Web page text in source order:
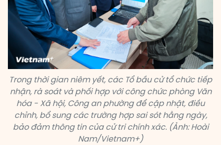
Trong thời gian niêm yết, các Tổ bầu cử tổ chức tiếp
nhận, rà soát và phối hợp với công chức phòng Văn
hóa - Xã hội, Công an phường để cập nhật, điều
chỉnh, bổ sung các trường hợp sai sót hằng ngày,
bảo đảm thông tin của cử tri chính xác. (Ảnh: Hoài
Nam/Vietnam+)